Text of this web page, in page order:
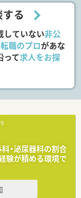
ンス参加、病棟での
業もほとんどありませ
る
していない非公
転職のプロがあな
って求人をお探
・泌尿器科の割合
験が積める環境で